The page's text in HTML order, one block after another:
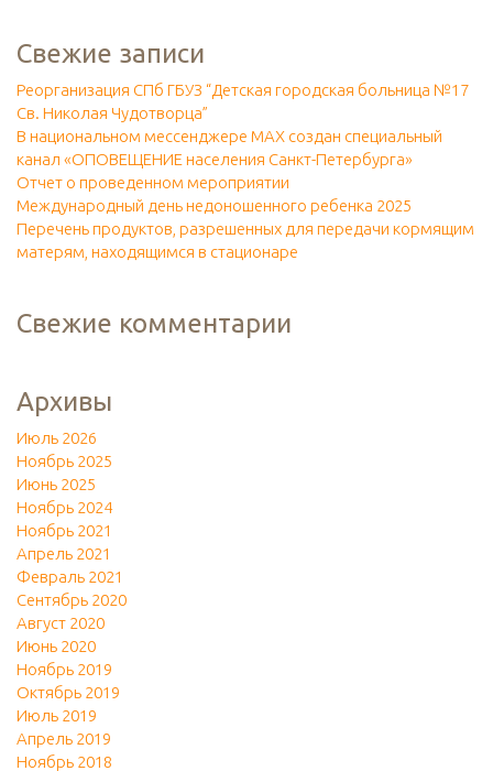
Свежие записи
Реорганизация СПб ГБУЗ “Детская городская больница №17
Св. Николая Чудотворца”
В национальном мессенджере МАХ создан специальный
канал «ОПОВЕЩЕНИЕ населения Санкт-Петербурга»
Отчет о проведенном мероприятии
Международный день недоношенного ребенка 2025
Перечень продуктов, разрешенных для передачи кормящим
матерям, находящимся в стационаре
Свежие комментарии
Архивы
Июль 2026
Ноябрь 2025
Июнь 2025
Ноябрь 2024
Ноябрь 2021
Апрель 2021
Февраль 2021
Сентябрь 2020
Август 2020
Июнь 2020
Ноябрь 2019
Октябрь 2019
Июль 2019
Апрель 2019
Ноябрь 2018